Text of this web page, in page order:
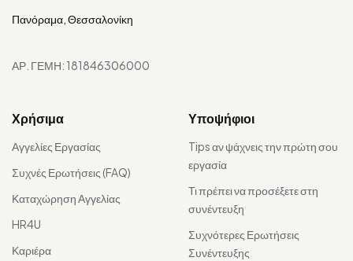
Πανόραμα, Θεσσαλονίκη
ΑΡ. ΓΕΜΗ: 181846306000
Χρήσιμα
Αγγελίες Εργασίας
Συχνές Ερωτήσεις (FAQ)
Καταχώρηση Αγγελίας
HR4U
Καριέρα
Υποψήφιοι
Tips αν ψάχνεις την πρώτη σου
εργασία
Τι πρέπει να προσέξετε στη
συνέντευξη
Συχνότερες Ερωτήσεις
Συνέντευξης